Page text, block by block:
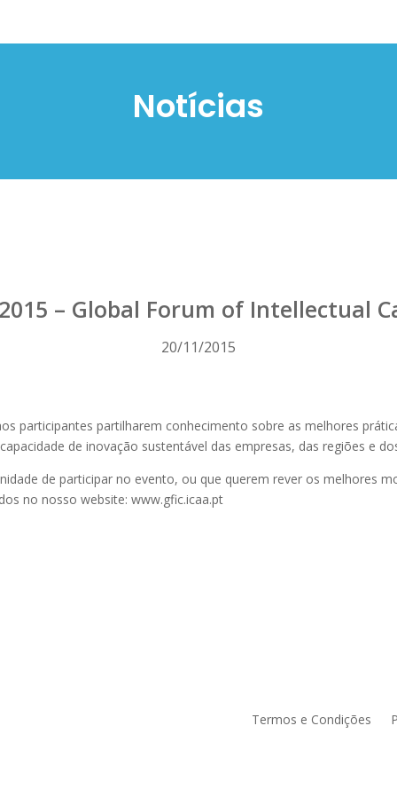
Notícias
2015 – Global Forum of Intellectual
20/11/2015
participantes partilharem conhecimento sobre as melhores
de inovação sustentável das empresas, das regiões e
de participar no evento, ou que querem rever os melhores
no nosso website: www.gfic.icaa.pt
Termos e Condições